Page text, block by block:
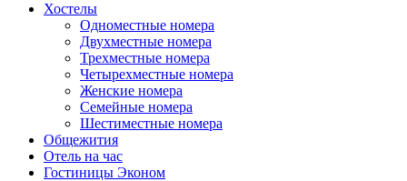
Хостелы
Одноместные номера
Двухместные номера
Трехместные номера
Четырехместные номера
Женские номера
Семейные номера
Шестиместные номера
Общежития
Отель на час
Гостиницы Эконом